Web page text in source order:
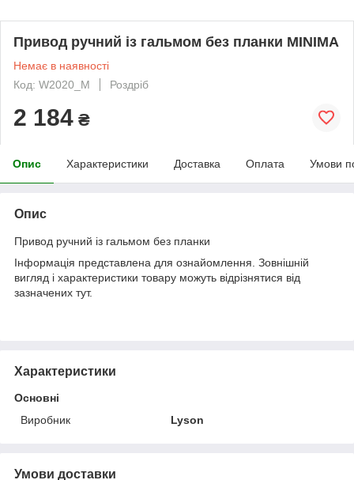
Привод ручний із гальмом без планки MINIMA
Немає в наявності
Код: W2020_M
Роздріб
2 184 ₴
Опис Характеристики Доставка Оплата Умови
Опис
Привод ручний із гальмом без планки
Інформація представлена для ознайомлення. Зовнішній
вигляд і характеристики товару можуть відрізнятися від
зазначених тут.
Характеристики
Основні
Виробник
Lyson
Умови доставки